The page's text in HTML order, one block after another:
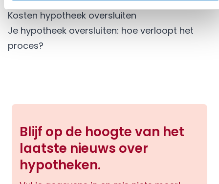
Kosten hypotheek oversluiten
Je hypotheek oversluiten: hoe verloopt het
proces?
Blijf op de hoogte van het
laatste nieuws over
hypotheken.